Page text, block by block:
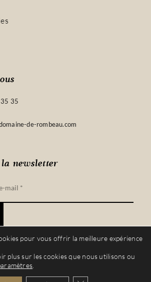
newsletter
35
de-rombeau.com
pour vous offrir la meilleure expérience
plus sur les cookies que nous utilisons ou